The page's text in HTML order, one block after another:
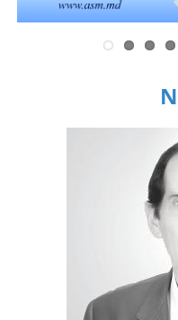
Previous